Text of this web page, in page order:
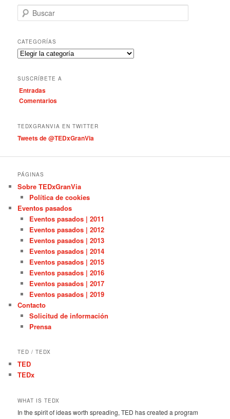
u
c
a
r
CATEGORÍAS
C
e
g
o
a
s
SUSCRÍBETE A
Entradas
Comentarios
TEDXGRANVIA EN TWITTER
Tweets de @TEDxGranVia
PÁGINAS
Sobre TEDxGranVia
Política de cookies
Eventos pasados
Eventos pasados | 2011
Eventos pasados | 2012
Eventos pasados | 2013
Eventos pasados | 2014
Eventos pasados | 2015
Eventos pasados | 2016
Eventos pasados | 2017
Eventos pasados | 2019
Contacto
Solicitud de información
Prensa
TED / TEDX
TED
TEDx
WHAT IS TEDX
In the spirit of ideas worth spreading, TED has created a program